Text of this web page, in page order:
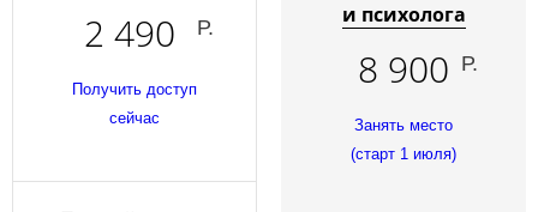
2 490 Р.
Получить доступ
сейчас
и психолога
8 900 Р.
Занять место
(старт 1 июля)